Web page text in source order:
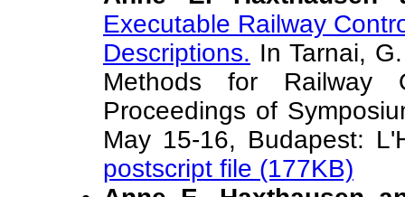
Executable Railway
Descriptions. In Tarnai,
Methods for Railway
Proceedings of
May 15-16, Budapest:
postscript file (177KB)